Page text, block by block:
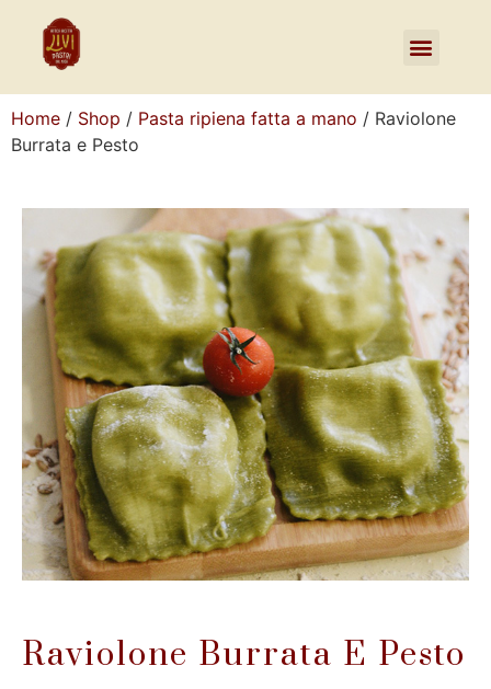
Home / Shop / Pasta ripiena fatta a mano / Raviolone
Burrata e Pesto
Raviolone Burrata E Pesto